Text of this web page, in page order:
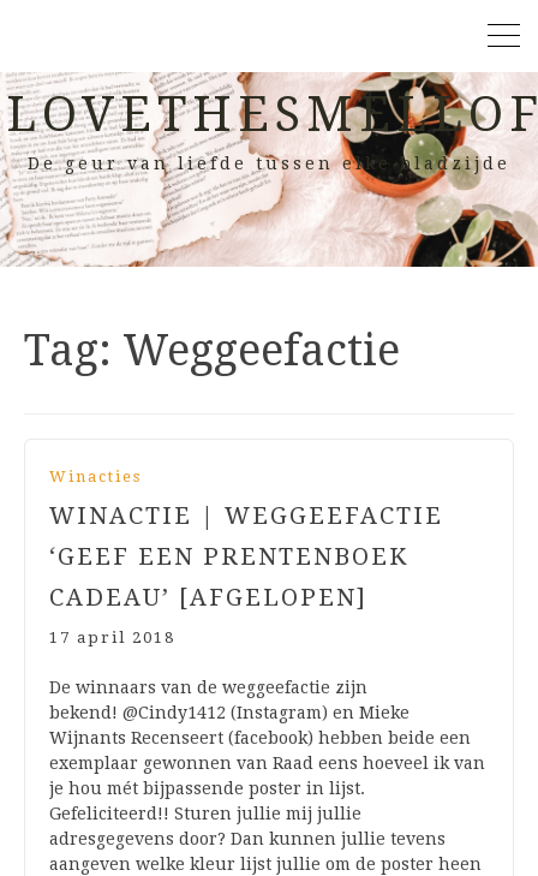
De geur van liefde tussen elke bladzijde
Tag: Weggeefactie
Winacties
WINACTIE | WEGGEEFACTIE
‘GEEF EEN PRENTENBOEK
CADEAU’ [AFGELOPEN]
17 april 2018
De winnaars van de weggeefactie zijn
bekend! @Cindy1412 (Instagram) en Mieke
Wijnants Recenseert (facebook) hebben beide een
exemplaar gewonnen van Raad eens hoeveel ik van
je hou mét bijpassende poster in lijst.
Gefeliciteerd!! Sturen jullie mij jullie
adresgegevens door? Dan kunnen jullie tevens
aangeven welke kleur lijst jullie om de poster heen